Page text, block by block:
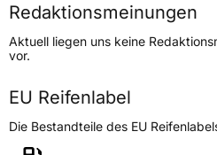
Höchstgeschwindigkeit
270 km/h
Lastindex97
Höchstlast730 kg
Generelle Merkmale
Redaktionsmeinungen
Aktuell liegen uns keine
vor.
EU Reifenlabel
Die Bestandteile des EU